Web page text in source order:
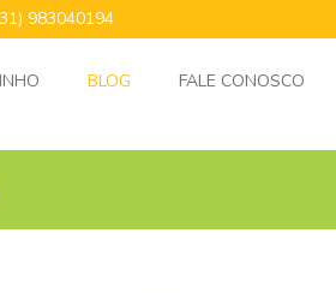
983040194
BLOG FALE CONOSCO